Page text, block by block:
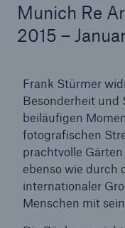
Munich Re
2015 –
Frank Stürmer
Besonderheit und
beiläufigen
fotografischen
prachtvolle
ebenso wie durch
internationaler
Menschen mit
Our expert